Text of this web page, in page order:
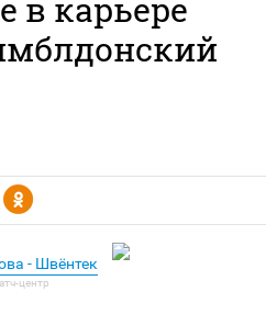
в карьере
Y
- Швёнтек